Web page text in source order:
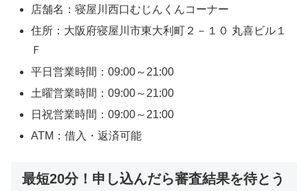
店舗名：寝屋川西口むじんくんコーナー
住所：大阪府寝屋川市東大利町２－１０ 丸喜ビル１
Ｆ
平日営業時間：09:00～21:00
土曜営業時間：09:00～21:00
日祝営業時間：09:00～21:00
ATM：借入・返済可能
最短20分！申し込んだら審査結果を待とう